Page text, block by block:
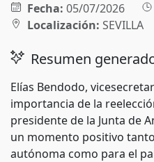
Fecha: 05/07/2026
Localización: SEVILLA
Resumen
Elías Bendodo,
importancia de la
presidente de la Junta de
un momento positivo
autónoma como para el